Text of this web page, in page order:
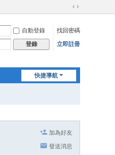
切
到
寬
自動登錄
找回密碼
登錄 立即註冊
快捷導航
加為好友
發送消息